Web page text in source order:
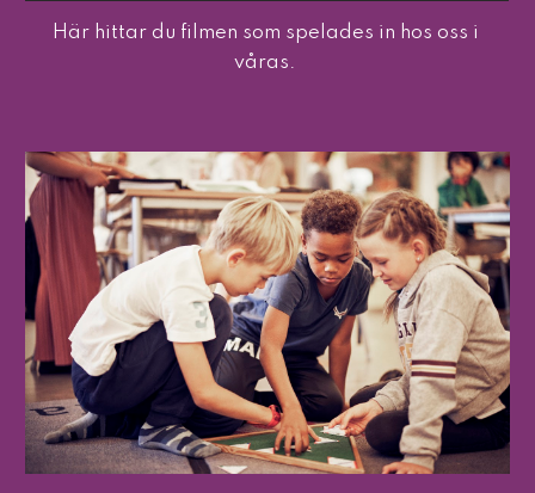
Här hittar du filmen som spelades in hos oss i
våras.